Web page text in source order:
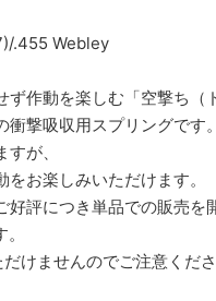
.455 Webley
作動を楽しむ「空撃ち（
撃吸収用スプリングです。
が、
お楽しみいただけます。
評につき単品での販売を
けませんのでご注意くださ